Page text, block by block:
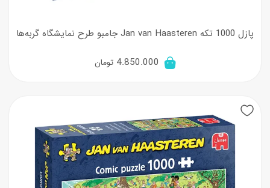
پازل 1000 تکه Jan van Haasteren جامبو طرح نمایشگاه گربه‌ها
4.850.000 تومان